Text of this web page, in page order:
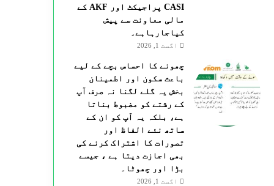
CASI پراجیکٹ اور AKF کے
مالی معاونت سے پیش
کیاجارہاہے۔
اگست 1, 2026
چھونے کا احساس بچے کے لیے
باعث سکون اور اطمینان
بخش یہ گلے لگنا نہ صرف آپ
کے رشتے کو مضبوط بناتا
ہے، بلکہ یہ آپ کو ان کے
ساتھ نئے الفاظ اور
تصورات کا اشتراک کرنے کی
بھی اجازت دیتا ہے ، جیسے
بڑا اور چھوٹا۔
اگست 1, 2026